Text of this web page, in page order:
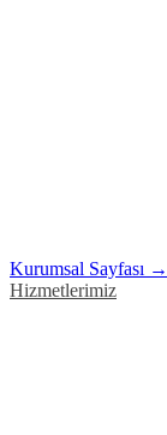
Kurumsal Sayfası →
Hizmetlerimiz